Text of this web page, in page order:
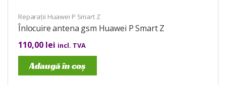
Reparații Huawei P Smart Z
Înlocuire antena gsm Huawei P Smart Z
110,00 lei incl. TVA
Adaugă în coș